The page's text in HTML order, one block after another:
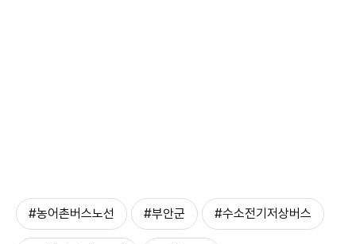
#농어촌버스노선 #부안군 #수소전기저상버스